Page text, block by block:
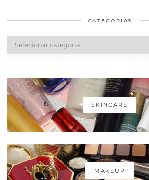
CATEGORIAS
Categorias
SKINCARE
MAKEUP